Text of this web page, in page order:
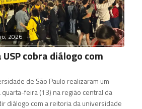
2026
cobra diálogo com
de São Paulo realizaram um
feira (13) na região central da
diálogo com a reitoria da universidade